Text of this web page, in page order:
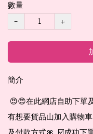
數量
−
+
簡介
有想要貨品山加入購物車